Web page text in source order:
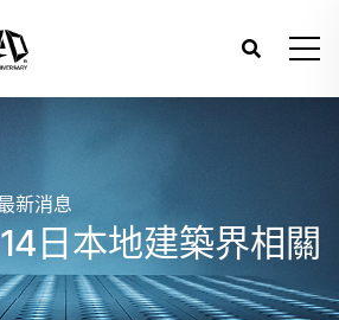
新消息
日本地建築界相關